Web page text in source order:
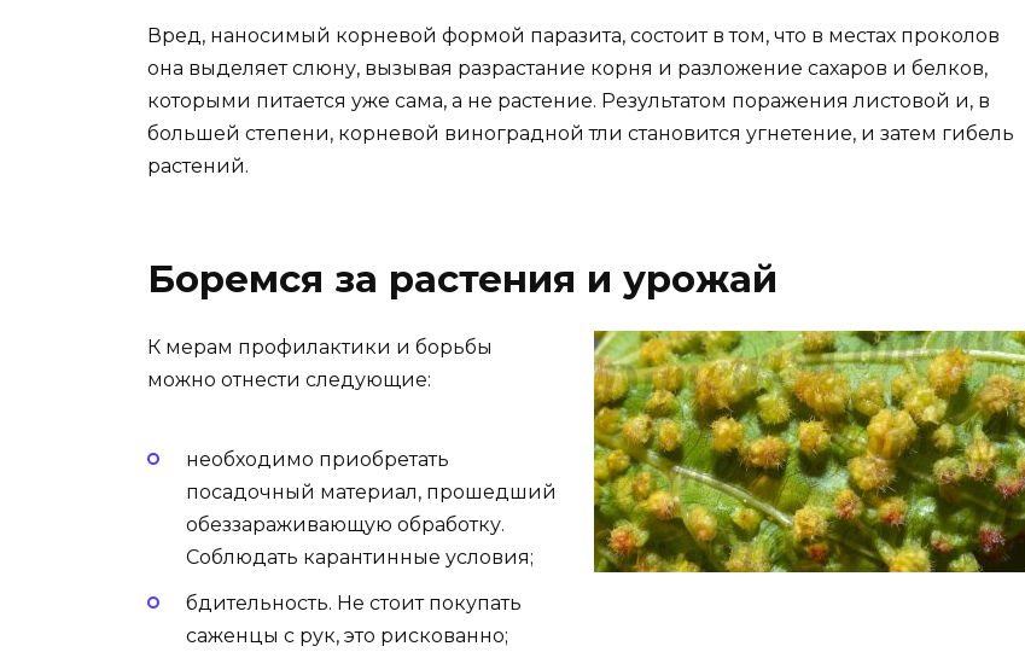
Вред, наносимый корневой формой паразита, состоит в том, что в местах проколов
она выделяет слюну, вызывая разрастание корня и разложение сахаров и белков,
которыми питается уже сама, а не растение. Результатом поражения листовой и, в
большей степени, корневой виноградной тли становится угнетение, и затем гибель
растений.
Боремся за растения и урожай
К мерам профилактики и борьбы
можно отнести следующие:
необходимо приобретать
посадочный материал, прошедший
обеззараживающую обработку.
Соблюдать карантинные условия;
бдительность. Не стоит покупать
саженцы с рук, это рискованно;